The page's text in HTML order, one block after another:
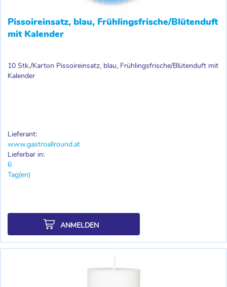
Pissoireinsatz, blau, Frühlingsfrische/Blütenduft
mit Kalender
10 Stk./Karton Pissoireinsatz, blau, Frühlingsfrische/Blütenduft mit
Kalender
Lieferant:
www.gastroallround.at
Lieferbar in:
6
Tag(en)
ANMELDEN